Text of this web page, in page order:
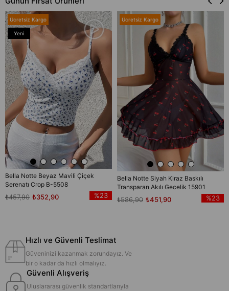
Bella Notte Beyaz Mavili Çiçek
Serenatı Crop B-5508
₺352,90
₺457,90 %23
Ücretsiz Kargo
Yeni
Bella Notte Siyah Kiraz Baskılı
Transparan Akılı Gecelik 15901
₺451,90
₺586,90 %23
Ücretsiz Kargo
Hızlı ve Güvenli Teslimat
Güveninizi kazanmak zorundayız. Ve
bir o kadar da hızlı olmalıyız.
Güvenli Alışveriş
Uluslararası güvenlik standartlarıyla